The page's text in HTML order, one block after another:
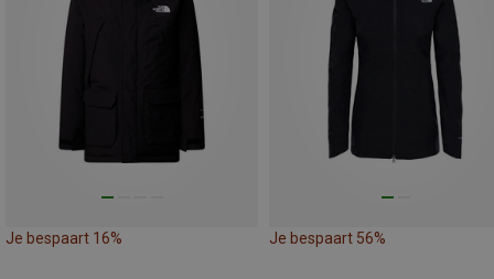
Je bespaart 16% Je bespaart 56%